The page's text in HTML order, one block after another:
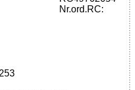
PRO
Nr.ord.RC: